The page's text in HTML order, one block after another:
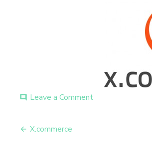
comment Leave a Commenton
Beitrags-
X.commerce